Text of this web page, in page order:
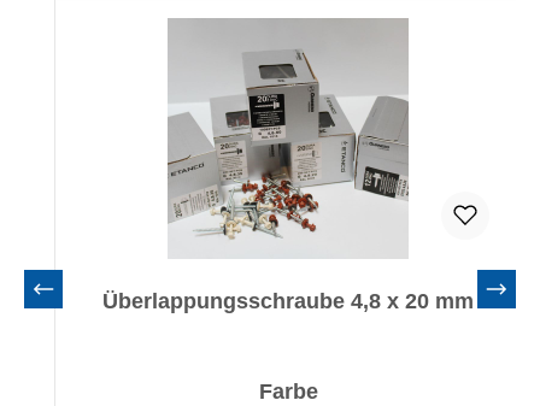
Überlappungsschraube 4,8 x 20 mm
Farbeauswählen